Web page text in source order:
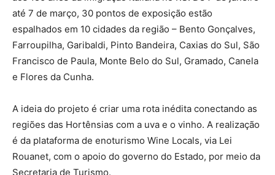
até 7 de março, 30 pontos de exposição estão
espalhados em 10 cidades da região – Bento Gonçalves,
Farroupilha, Garibaldi, Pinto Bandeira, Caxias do Sul, São
Francisco de Paula, Monte Belo do Sul, Gramado, Canela
e Flores da Cunha.
A ideia do projeto é criar uma rota inédita conectando as
regiões das Hortênsias com a uva e o vinho. A realização
é da plataforma de enoturismo Wine Locals, via Lei
Rouanet, com o apoio do governo do Estado, por meio da
Secretaria de Turismo.